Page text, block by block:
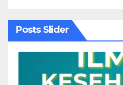
Posts Slider